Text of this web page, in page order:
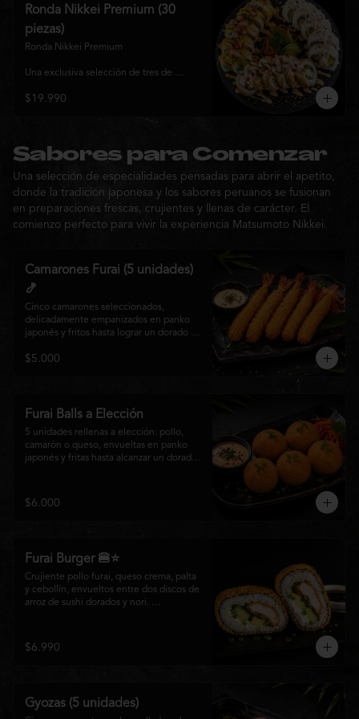
y sabor, ideal para compartir entre 3 y 4
Ronda Nikkei Premium (30
piezas)
Ronda Nikkei Premium
Una exclusiva selección de tres de
elaborados con ingredientes frescos y
pensada para compartir y descubrir la
esencia de Matsumoto Nikkei en cada
bocado.
$19.990
Sabores para Comenzar
Una selección de especialidades pensadas para abrir el apetito,
donde la tradición japonesa y los sabores peruanos se fusionan
en preparaciones frescas, crujientes y llenas de carácter. El
comienzo perfecto para vivir la experiencia Matsumoto Nikkei.
Camarones Furai (5 unidades)
🍤
Cinco camarones seleccionados,
delicadamente empanizados en panko
japonés y fritos hasta lograr un dorado
por dentro, acompañados de nuestra
nikkei.
$5.000
Furai Balls a Elección
5 unidades rellenas a elección: pollo,
camarón o queso, envueltas en panko
japonés y fritas hasta alcanzar un dorado
$6.000
Furai Burger 🍔⭐
Crujiente pollo furai, queso crema, palta
y cebollín, envueltos entre dos discos de
arroz de sushi dorados y nori.
tradición japonesa con el sabor nikkei en
cada bocado.
$6.990
Gyozas (5 unidades)